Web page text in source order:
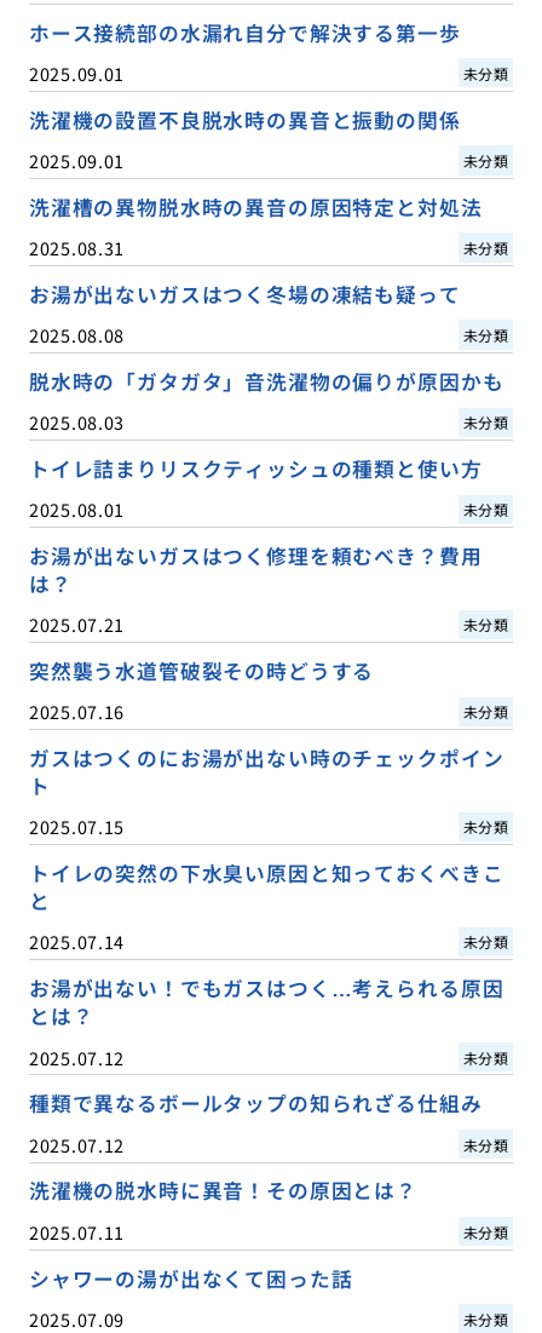
ホース接続部の水漏れ自分で解決する第一歩
2025.09.01 未分類
洗濯機の設置不良脱水時の異音と振動の関係
2025.09.01 未分類
洗濯槽の異物脱水時の異音の原因特定と対処法
2025.08.31 未分類
お湯が出ないガスはつく冬場の凍結も疑って
2025.08.08 未分類
脱水時の「ガタガタ」音洗濯物の偏りが原因かも
2025.08.03 未分類
トイレ詰まりリスクティッシュの種類と使い方
2025.08.01 未分類
お湯が出ないガスはつく修理を頼むべき？費用
は？
2025.07.21 未分類
突然襲う水道管破裂その時どうする
2025.07.16 未分類
ガスはつくのにお湯が出ない時のチェックポイン
ト
2025.07.15 未分類
トイレの突然の下水臭い原因と知っておくべきこ
と
2025.07.14 未分類
お湯が出ない！でもガスはつく…考えられる原因
とは？
2025.07.12 未分類
種類で異なるボールタップの知られざる仕組み
2025.07.12 未分類
洗濯機の脱水時に異音！その原因とは？
2025.07.11 未分類
シャワーの湯が出なくて困った話
2025.07.09 未分類